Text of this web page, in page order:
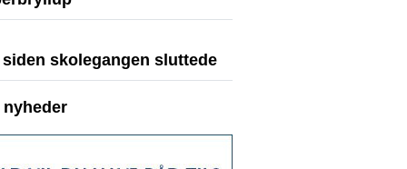
siden skolegangen sluttede
nyheder